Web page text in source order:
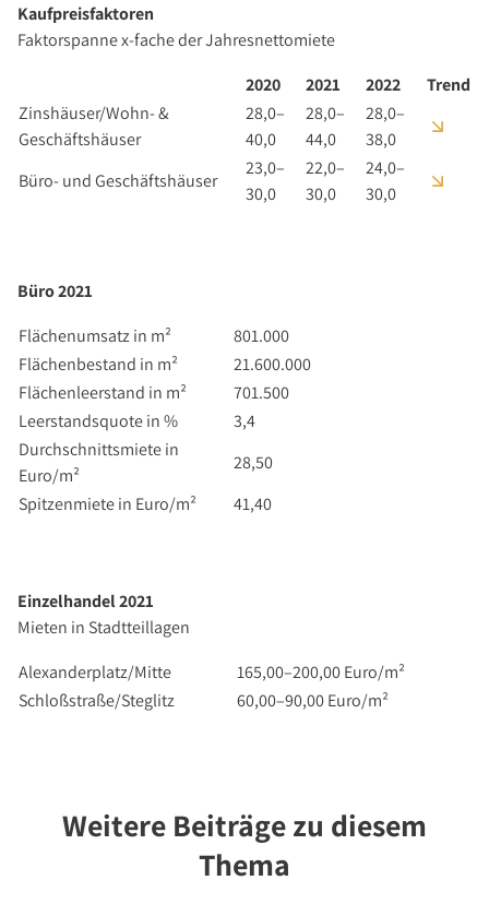
Kaufpreisfaktoren
Faktorspanne x-fache der Jahresnettomiete
2020
2021 2022
Trend
Zinshäuser/Wohn- &
Geschäftshäuser
28,0–
40,0
28,0–
44,0
28,0–
38,0
Büro- und Geschäftshäuser
23,0–
30,0
22,0–
30,0
24,0–
30,0
Büro 2021
Flächenumsatz in m²
801.000
Flächenbestand in m²
21.600.000
Flächenleerstand in m²
701.500
Leerstandsquote in %
3,4
Durchschnittsmiete in
Euro/m²
28,50
Spitzenmiete in Euro/m²
41,40
Einzelhandel 2021
Mieten in Stadtteillagen
Alexanderplatz/Mitte
165,00–200,00 Euro/m²
Schloßstraße/Steglitz
60,00–90,00 Euro/m²
Weitere Beiträge zu diesem
Thema